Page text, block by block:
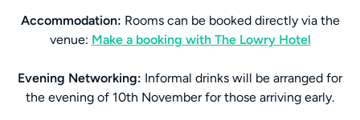
Accommodation: Rooms can be booked directly via the
venue: Make a booking with The Lowry Hotel
Evening Networking: Informal drinks will be arranged for
the evening of 10th November for those arriving early.